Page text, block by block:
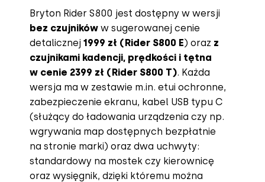
Bryton Rider S800 jest dostępny w wersji
bez czujników w sugerowanej cenie
detalicznej 1999 zł (Rider S800 E) oraz z
czujnikami kadencji, prędkości i tętna
w cenie 2399 zł (Rider S800 T). Każda
wersja ma w zestawie m.in. etui ochronne,
zabezpieczenie ekranu, kabel USB typu C
(służący do ładowania urządzenia czy np.
wgrywania map dostępnych bezpłatnie
na stronie marki) oraz dwa uchwyty:
standardowy na mostek czy kierownicę
oraz wysięgnik, dzięki któremu można